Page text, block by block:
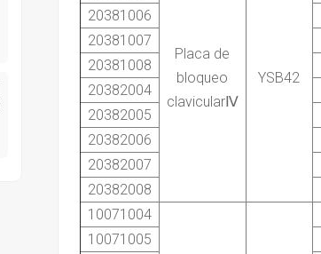
Placa de
bloqueo
clavicularⅣ
YSB42
20381006
20381007
20381008
20382004
20382005
20382006
20382007
20382008
10071004
10071005